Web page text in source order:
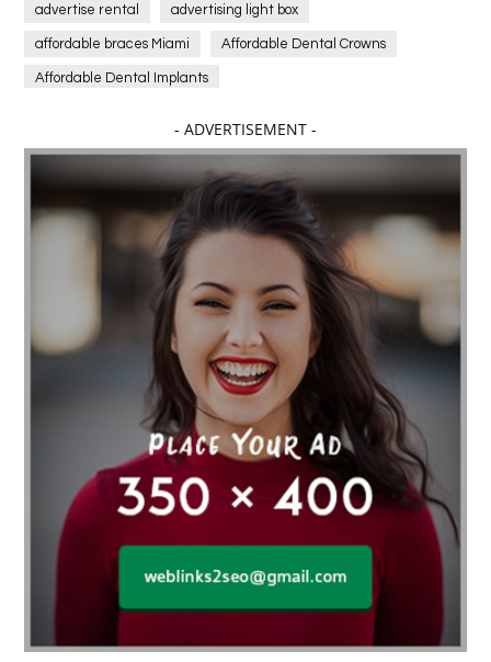
advertise rental advertising light box
affordable braces Miami Affordable Dental Crowns
Affordable Dental Implants
affordable dentistry near me Affordable Electronics
affordable gym affordable gyms in texas
Affordable orthodontist affordable orthodontist near me
Affordable SEO Services for Small Business
Affordable SEO Services India
Affordable wedding planning services in Delhi
agarwood bracelet agarwood singapore
Age Of Electronics ai for software testing
Al Fakher Crown Bar alcohol consumption allergic
aloeswood aluminium profile singapore
Aluminium supplier Singapore amazonite jewelry
anarkali kurti wholesaler rajasthan
Andaman holiday packages
Android app developer New South Wales
anesthesia for endoscopy Anime Collectibles
- ADVERTISEMENT -